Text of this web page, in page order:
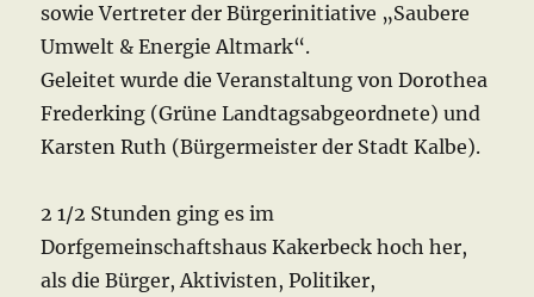
sowie Vertreter der Bürgerinitiative „Saubere
Umwelt & Energie Altmark“.
Geleitet wurde die Veranstaltung von Dorothea
Frederking (Grüne Landtagsabgeordnete) und
Karsten Ruth (Bürgermeister der Stadt Kalbe).
2 1/2 Stunden ging es im
Dorfgemeinschaftshaus Kakerbeck hoch her,
als die Bürger, Aktivisten, Politiker,